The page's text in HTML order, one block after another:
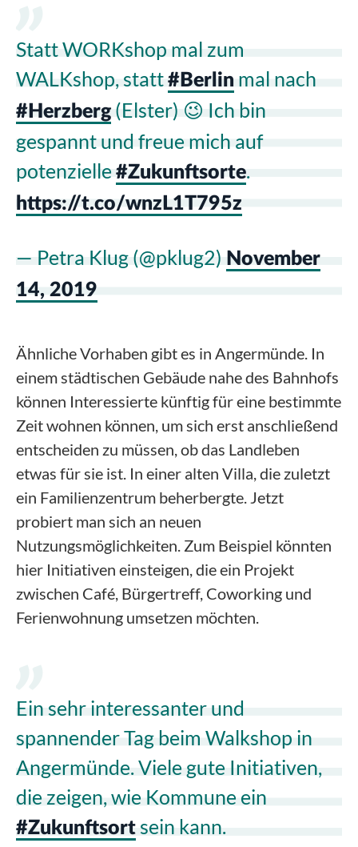
Statt WORKshop mal zum
WALKshop, statt #Berlin mal nach
#Herzberg (Elster) 😉 Ich bin
gespannt und freue mich auf
potenzielle #Zukunftsorte.
https://t.co/wnzL1T795z
— Petra Klug (@pklug2) November
14, 2019
Ähnliche Vorhaben gibt es in Angermünde. In
einem städtischen Gebäude nahe des Bahnhofs
können Interessierte künftig für eine bestimmte
Zeit wohnen können, um sich erst anschließend
entscheiden zu müssen, ob das Landleben
etwas für sie ist. In einer alten Villa, die zuletzt
ein Familienzentrum beherbergte. Jetzt
probiert man sich an neuen
Nutzungsmöglichkeiten. Zum Beispiel könnten
hier Initiativen einsteigen, die ein Projekt
zwischen Café, Bürgertreff, Coworking und
Ferienwohnung umsetzen möchten.
Ein sehr interessanter und
spannender Tag beim Walkshop in
Angermünde. Viele gute Initiativen,
die zeigen, wie Kommune ein
#Zukunftsort sein kann.